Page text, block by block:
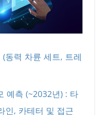
동력 차륜 세트, 트레
예측 (~2032년) : 타
인, 카테터 및 접근